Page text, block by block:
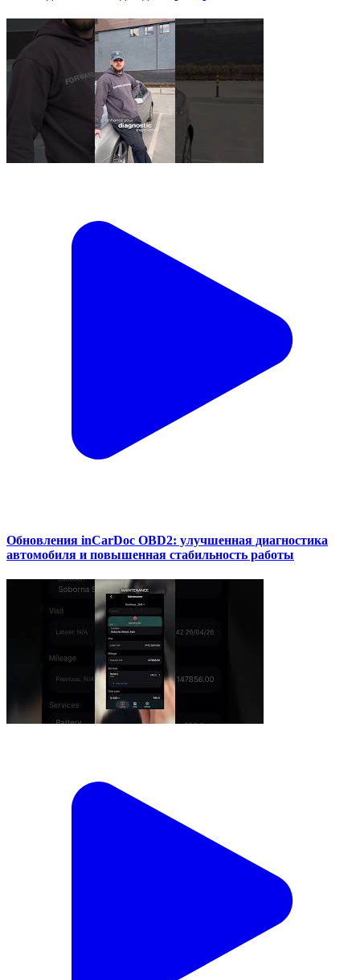
Обновления inCarDoc OBD2: улучшенная диагностика
автомобиля и повышенная стабильность работы